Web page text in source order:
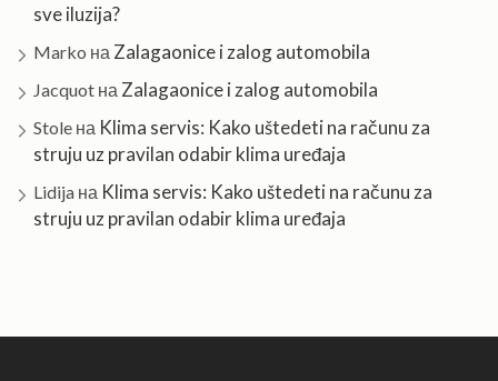
sve iluzija?
Marko на Zalagaonice i zalog automobila
Jacquot на Zalagaonice i zalog automobila
Stole на Klima servis: Kako uštedeti na računu za
struju uz pravilan odabir klima uređaja
Lidija на Klima servis: Kako uštedeti na računu za
struju uz pravilan odabir klima uređaja